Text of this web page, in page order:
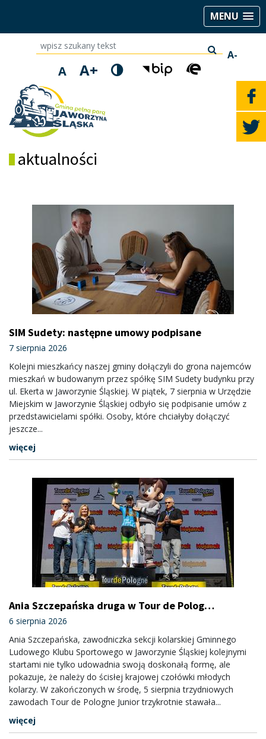
MENU
wpisz szukany tekst
A-
A A+
aktualności
SIM Sudety: następne umowy podpisane
7 sierpnia 2026
Kolejni mieszkańcy naszej gminy dołączyli do grona najemców
mieszkań w budowanym przez spółkę SIM Sudety budynku przy
ul. Ekerta w Jaworzynie Śląskiej. W piątek, 7 sierpnia w Urzędzie
Miejskim w Jaworzynie Śląskiej odbyło się podpisanie umów z
przedstawicielami spółki. Osoby, które chciałyby dołączyć
jeszcze...
więcej
Ania Szczepańska druga w Tour de Pologne
Junior
6 sierpnia 2026
Ania Szczepańska, zawodniczka sekcji kolarskiej Gminnego
Ludowego Klubu Sportowego w Jaworzynie Śląskiej kolejnymi
startami nie tylko udowadnia swoją doskonałą formę, ale
pokazuje, że należy do ścisłej krajowej czołówki młodych
kolarzy. W zakończonych w środę, 5 sierpnia trzydniowych
zawodach Tour de Pologne Junior trzykrotnie stawała...
więcej